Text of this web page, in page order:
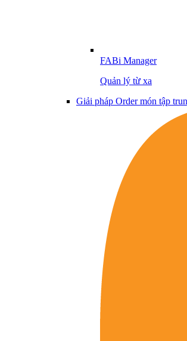
FABi Manager
Quản lý từ xa
Giải pháp Order món tập